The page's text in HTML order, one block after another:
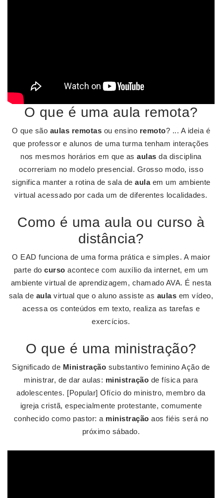
O que é uma aula remota?
O que são aulas remotas ou ensino remoto? ... A ideia é
que professor e alunos de uma turma tenham interações
nos mesmos horários em que asaulas da disciplina
ocorreriam no modelo presencial. Grosso modo, isso
significa manter a rotina de sala de aulaem um ambiente
virtual acessado por cada um de diferentes localidades.
Como é uma aula ou curso à
distância?
O EAD funciona de uma forma prática e simples. A maior
parte do curso acontece com auxílio da internet, em um
ambiente virtual de aprendizagem, chamado AVA. É nesta
sala de aulavirtual que o aluno assiste as aulas em vídeo,
acessa os conteúdos em texto, realiza as tarefas e
exercícios.
O que é uma ministração?
Significado de Ministração substantivo feminino Ação de
ministrar, de dar aulas: ministração de física para
adolescentes. [Popular] Ofício do ministro, membro da
igreja cristã, especialmente protestante, comumente
conhecido como pastor: a ministração aos fiéis será no
próximo sábado.